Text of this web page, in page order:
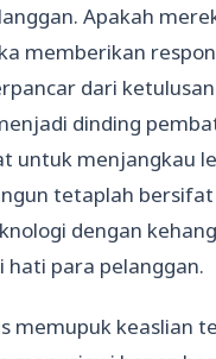
Apakah
memberikan
dari
dinding
untuk menjangkau
tetaplah
dengan
hati para pelanggan.
memupuk keaslian